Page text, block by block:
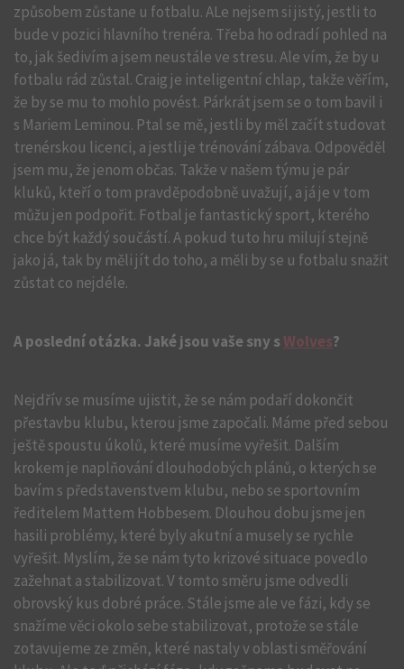
způsobem zůstane u fotbalu. ALe nejsem si jistý, jestli to
bude v pozici hlavního trenéra. Třeba ho odradí pohled na
to, jak šedivím a jsem neustále ve stresu. Ale vím, že by u
fotbalu rád zůstal. Craig je inteligentní chlap, takže věřím,
že by se mu to mohlo povést. Párkrát jsem se o tom bavil i
s Mariem Leminou. Ptal se mě, jestli by měl začít studovat
trenérskou licenci, a jestli je trénování zábava. Odpověděl
jsem mu, že jenom občas. Takže v našem týmu je pár
kluků, kteří o tom pravděpodobně uvažují, a já je v tom
můžu jen podpořit. Fotbal je fantastický sport, kterého
chce být každý součástí. A pokud tuto hru milují stejně
jako já, tak by měli jít do toho, a měli by se u fotbalu snažit
zůstat co nejdéle.
A poslední otázka. Jaké jsou vaše sny sWolves?
Nejdřív se musíme ujistit, že se nám podaří dokončit
přestavbu klubu, kterou jsme započali. Máme před sebou
ještě spoustu úkolů, které musíme vyřešit. Dalším
krokem je naplňování dlouhodobých plánů, o kterých se
bavím s představenstvem klubu, nebo se sportovním
ředitelem Mattem Hobbesem. Dlouhou dobu jsme jen
hasili problémy, které byly akutní a musely se rychle
vyřešit. Myslím, že se nám tyto krizové situace povedlo
zažehnat a stabilizovat. V tomto směru jsme odvedli
obrovský kus dobré práce. Stále jsme ale ve fázi, kdy se
snažíme věci okolo sebe stabilizovat, protože se stále
zotavujeme ze změn, které nastaly v oblasti směřování